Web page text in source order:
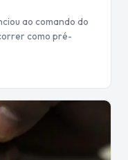
ao comando do
como pré-